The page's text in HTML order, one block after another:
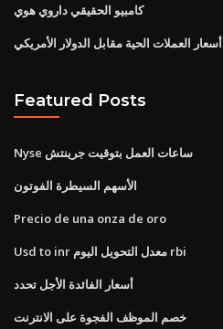
كامبيو الحقيقي داروي هوي
أسعار العملات الحية مقابل الدولار الأمريكي
Featured Posts
Nyse ساعات العمل بتوقيت جرينتش
الأسهم السيطرة الفوتون
Precio de una onza de oro
Usd to inr معدل التحويل اليوم rbi
أسعار الفائدة الأجل تحدد
خصم الموظف الفجوة على الانترنت